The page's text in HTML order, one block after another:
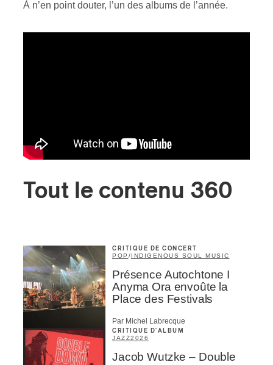
À n’en point douter, l’un des albums de l’année.
Tout le contenu 360
CRITIQUE DE CONCERT
POP /INDIGENOUS SOUL MUSIC
Présence Autochtone I
Anyma Ora envoûte la
Place des Festivals
Par Michel Labrecque
CRITIQUE D'ALBUM
JAZZ2026
Jacob Wutzke – Double